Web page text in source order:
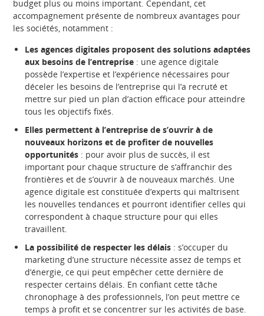
budget plus ou moins important. Cependant, cet
accompagnement présente de nombreux avantages pour
les sociétés, notamment :
Les agences digitales proposent des solutions adaptées
aux besoins de l’entreprise : une agence digitale
possède l’expertise et l’expérience nécessaires pour
déceler les besoins de l’entreprise qui l’a recruté et
mettre sur pied un plan d’action efficace pour atteindre
tous les objectifs fixés.
Elles permettent à l’entreprise de s’ouvrir à de
nouveaux horizons et de profiter de nouvelles
opportunités : pour avoir plus de succès, il est
important pour chaque structure de s’affranchir des
frontières et de s’ouvrir à de nouveaux marchés. Une
agence digitale est constituée d’experts qui maîtrisent
les nouvelles tendances et pourront identifier celles qui
correspondent à chaque structure pour qui elles
travaillent.
La possibilité de respecter les délais : s’occuper du
marketing d’une structure nécessite assez de temps et
d’énergie, ce qui peut empêcher cette dernière de
respecter certains délais. En confiant cette tâche
chronophage à des professionnels, l’on peut mettre ce
temps à profit et se concentrer sur les activités de base.